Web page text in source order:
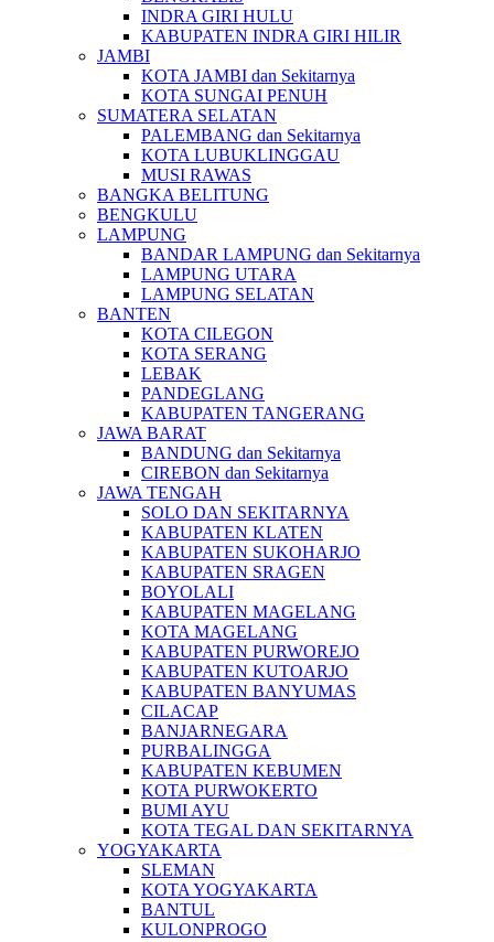
INDRA GIRI HULU
KABUPATEN INDRA GIRI HILIR
JAMBI
KOTA JAMBI dan Sekitarnya
KOTA SUNGAI PENUH
SUMATERA SELATAN
PALEMBANG dan Sekitarnya
KOTA LUBUKLINGGAU
MUSI RAWAS
BANGKA BELITUNG
BENGKULU
LAMPUNG
BANDAR LAMPUNG dan Sekitarnya
LAMPUNG UTARA
LAMPUNG SELATAN
BANTEN
KOTA CILEGON
KOTA SERANG
LEBAK
PANDEGLANG
KABUPATEN TANGERANG
JAWA BARAT
BANDUNG dan Sekitarnya
CIREBON dan Sekitarnya
JAWA TENGAH
SOLO DAN SEKITARNYA
KABUPATEN KLATEN
KABUPATEN SUKOHARJO
KABUPATEN SRAGEN
BOYOLALI
KABUPATEN MAGELANG
KOTA MAGELANG
KABUPATEN PURWOREJO
KABUPATEN KUTOARJO
KABUPATEN BANYUMAS
CILACAP
BANJARNEGARA
PURBALINGGA
KABUPATEN KEBUMEN
KOTA PURWOKERTO
BUMI AYU
KOTA TEGAL DAN SEKITARNYA
YOGYAKARTA
SLEMAN
KOTA YOGYAKARTA
BANTUL
KULONPROGO